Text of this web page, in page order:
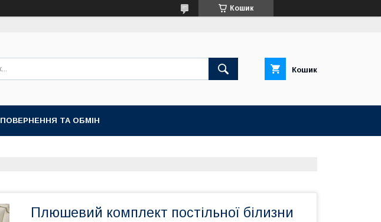
Кошик
Кошик
ПОВЕРНЕННЯ ТА ОБМІН
Плюшевий комплект постільної білизни